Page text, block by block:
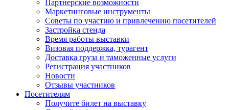
Партнерские возможности
Маркетинговые инструменты
Советы по участию и привлечению посетителей
Застройка стенда
Время работы выставки
Визовая поддержка, турагент
Доставка груза и таможенные услуги
Регистрация участников
Новости
Отзывы участников
Посетителям
Получите билет на выставку